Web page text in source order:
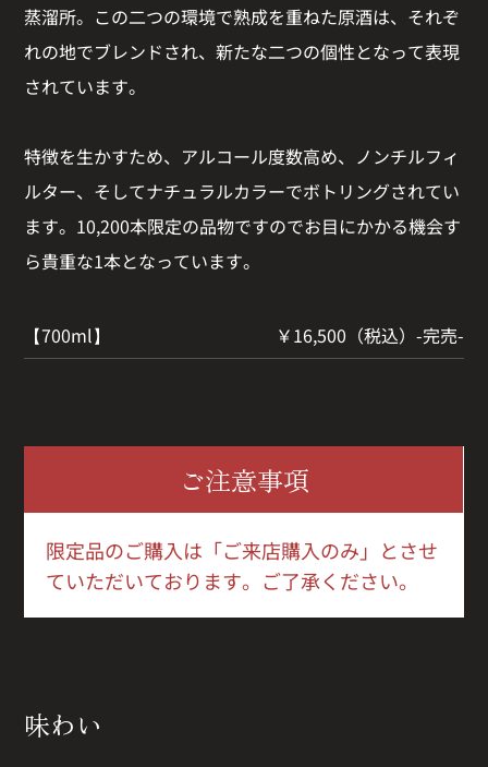
蒸溜所。この二つの環境で熟成を重ねた原酒は、それぞ
れの地でブレンドされ、新たな二つの個性となって表現
されています。
特徴を生かすため、アルコール度数高め、ノンチルフィ
ルター、そしてナチュラルカラーでボトリングされてい
ます。10,200本限定の品物ですのでお目にかかる機会す
ら貴重な1本となっています。
【700ml】 ￥16,500（税込）-完売-
ご注意事項
限定品のご購入は「ご来店購入のみ」とさせ
ていただいております。ご了承ください。
味わい